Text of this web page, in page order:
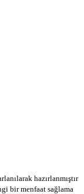
hazırlanmıştır
bir menfaat sağlama